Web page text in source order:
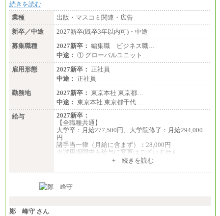
続きを読む
業種
出版・マスコミ関連・広告
新卒／中途
2027新卒(既卒3年以内可)・中途
募集職種
2027新卒： 編集職 ビジネス職…
中途： ① グローバルユニット…
雇用形態
2027新卒： 正社員
中途： 正社員
勤務地
2027新卒： 東京本社 東京都…
中途： 東京本社 東京都千代…
給与
2027新卒：
【全職種共通】
大学卒：月給277,500円、大学院修了：月給294,000
円
諸手当一律（月給に含まず）：28,000円
※試用期間中も給与に変更はございません
月給370,000円～
ます。
+ 続きを読む
鄭 峰守 さん